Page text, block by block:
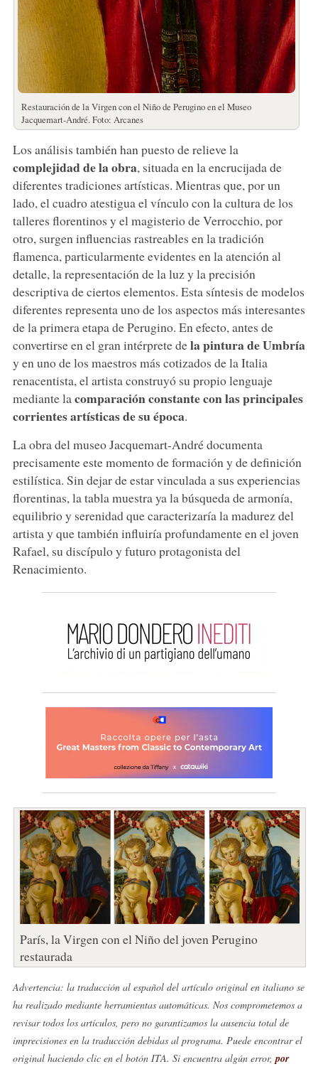
Restauración de la Virgen con el Niño de Perugino en el Museo
Jacquemart-André. Foto: Arcanes
Los análisis también han puesto de relieve la
complejidad de la obra, situada en la encrucijada de
diferentes tradiciones artísticas. Mientras que, por un
lado, el cuadro atestigua el vínculo con la cultura de los
talleres florentinos y el magisterio de Verrocchio, por
otro, surgen influencias rastreables en la tradición
flamenca, particularmente evidentes en la atención al
detalle, la representación de la luz y la precisión
descriptiva de ciertos elementos. Esta síntesis de modelos
diferentes representa uno de los aspectos más interesantes
de la primera etapa de Perugino. En efecto, antes de
convertirse en el gran intérprete dela pintura de Umbría
y en uno de los maestros más cotizados de la Italia
renacentista, el artista construyó su propio lenguaje
mediante lacomparación constante con las principales
corrientes artísticas de su época.
La obra del museo Jacquemart-André documenta
precisamente este momento de formación y de definición
estilística. Sin dejar de estar vinculada a sus experiencias
florentinas, la tabla muestra ya la búsqueda de armonía,
equilibrio y serenidad que caracterizaría la madurez del
artista y que también influiría profundamente en el joven
Rafael, su discípulo y futuro protagonista del
Renacimiento.
París, la Virgen con el Niño del joven Perugino
restaurada
Advertencia: la traducción al español del artículo original en italiano se
ha realizado mediante herramientas automáticas. Nos comprometemos a
revisar todos los artículos, pero no garantizamos la ausencia total de
imprecisiones en la traducción debidas al programa. Puede encontrar el
original haciendo clic en el botón ITA. Si encuentra algún error,por